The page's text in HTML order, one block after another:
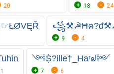
20 18 24
꧁⚒☭Ħค
9 4
1
༺Ṩ?ille†_Haʳᖙ༻
7 6